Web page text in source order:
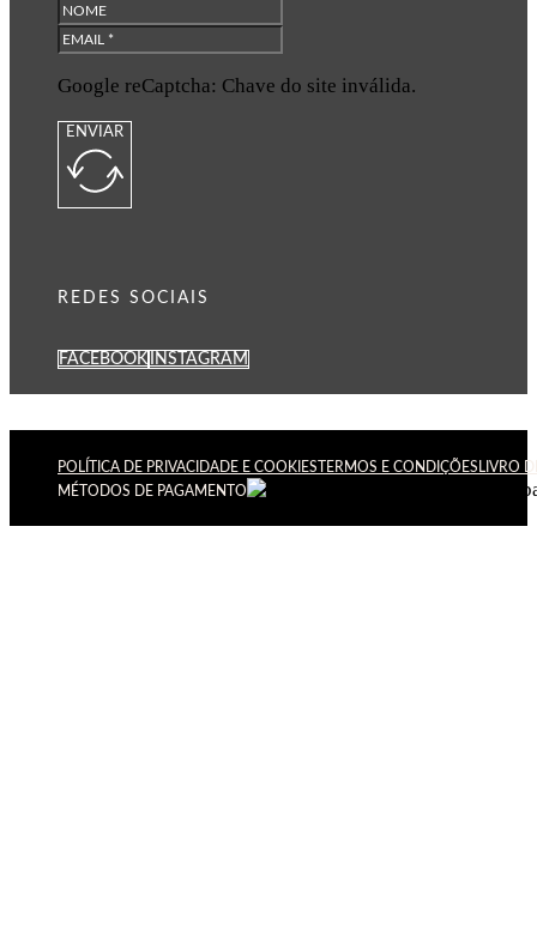
Google reCaptcha: Chave do site inválida.
ENVIAR
REDES SOCIAIS
FACEBOOK INSTAGRAM
POLÍTICA DE PRIVACIDADE E COOKIES TERMOS E CONDIÇÕES LIVRO
MÉTODOS DE PAGAMENTO